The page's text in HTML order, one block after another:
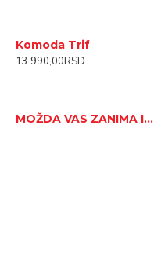
Komoda Trif
13.990,00RSD
MOŽDA VAS ZANIMA I...